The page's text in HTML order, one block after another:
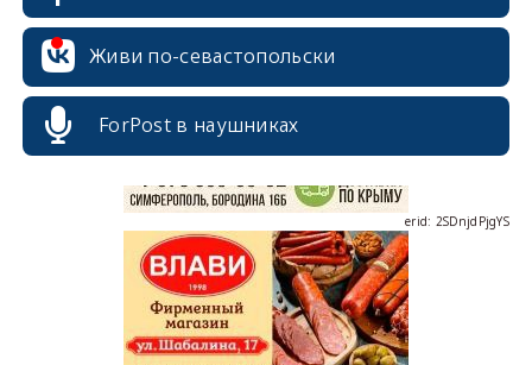
Живи по-севастопольски
ForPost в наушниках
erid: 2SDnjcrDNw6
erid: 2SDnjdPjgYS
erid: 2SDnjdvhGXG